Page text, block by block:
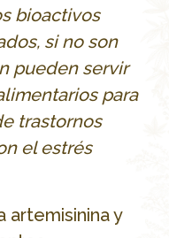
bioactivos
si no son
pueden servir
para
trastornos
el estrés
artemisinina y